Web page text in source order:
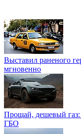
Выставил раненого
мгновенно
Прощай, дешевый газ:
ГБО